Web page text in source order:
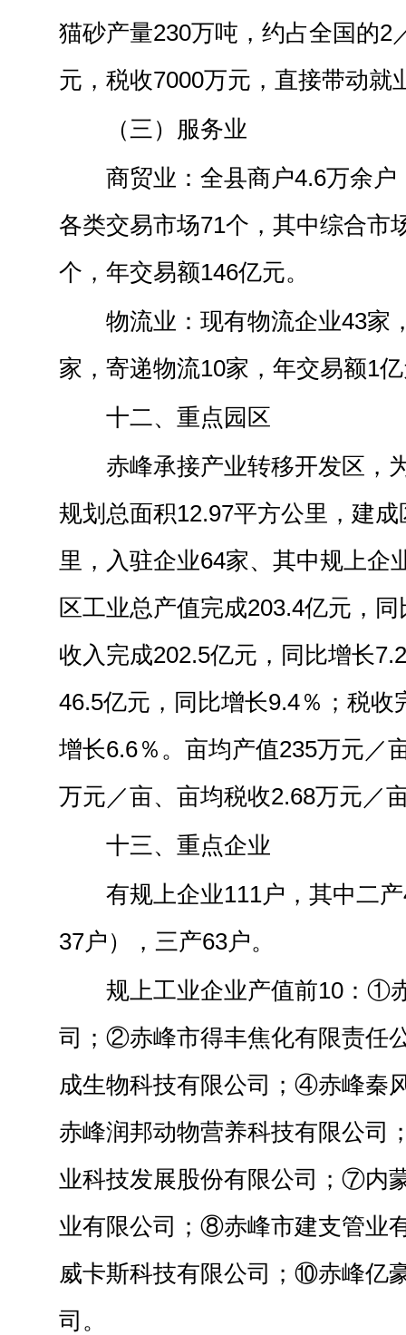
猫砂产量230万吨，约占全国的2
元，税收7000万元，直接带动就
（三）服务业
商贸业：全县商户4.6万余
各类交易市场71个，其中综合市
个，年交易额146亿元。
物流业：现有物流企业43家
家，寄递物流10家，年交易额1
十二、重点园区
赤峰承接产业转移开发区，
规划总面积12.97平方公里，建
里，入驻企业64家、其中规上企
区工业总产值完成203.4亿元，
收入完成202.5亿元，同比增长
46.5亿元，同比增长9.4％；税收
增长6.6％。亩均产值235万元／
万元／亩、亩均税收2.68万元／
十三、重点企业
有规上企业111户，其中二
37户），三产63户。
规上工业企业产值前10：①
司；②赤峰市得丰焦化有限责任
成生物科技有限公司；④赤峰秦
赤峰润邦动物营养科技有限公司
业科技发展股份有限公司；⑦内
业有限公司；⑧赤峰市建支管业
威卡斯科技有限公司；⑩赤峰亿
司。